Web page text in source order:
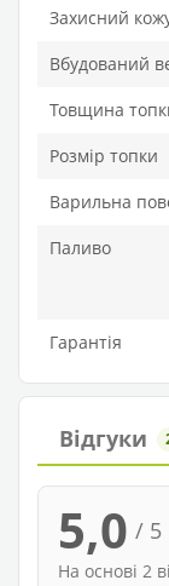
Захисний
Вбудований
Товщина
Розмір топки
Варильна
Паливо
Гарантія
Відгуки
5,0 / 5
На основі 2